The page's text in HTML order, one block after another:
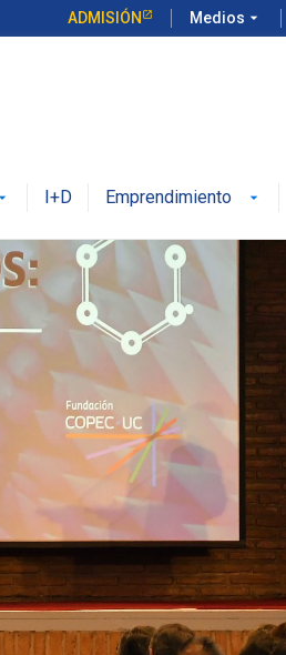
ADMISIÓN Medios arrow_drop_down
I+D Emprendimiento